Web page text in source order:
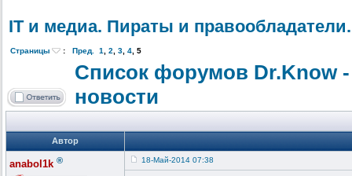
IT и медиа. Пираты и правообладат
Страницы : Пред. 1, 2, 3, 4, 5
Список форумов Dr.Know
новости
Автор
anabol1k ® 18-Май-2014 07:38